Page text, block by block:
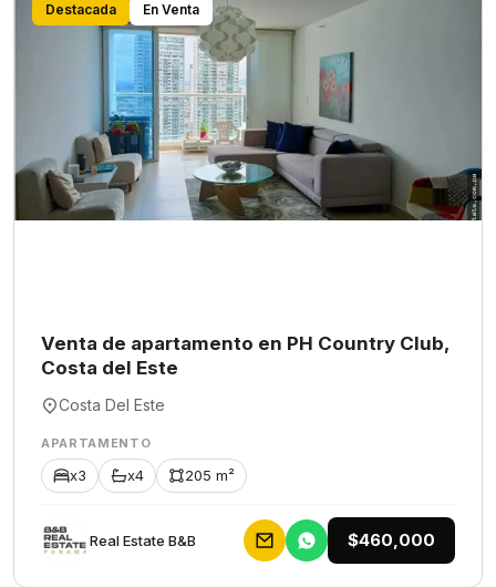
Destacada En Venta
Venta de apartamento en PH Country Club,
Costa del Este
Costa Del Este
APARTAMENTO
x3 x4 205 m²
Rеаl Еstаtе В&В $460,000